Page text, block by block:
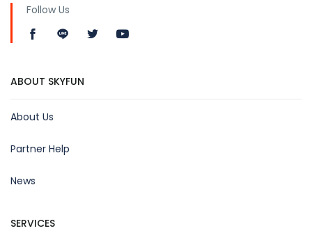
Follow Us
ABOUT SKYFUN
About Us
Partner Help
News
SERVICES